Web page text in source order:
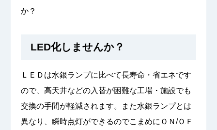
か？
LED化しませんか？
ＬＥＤは水銀ランプに比べて長寿命・省エネです
ので、高天井などの入替が困難な工場・施設でも
交換の手間が軽減されます。また水銀ランプとは
異なり、瞬時点灯ができるのでこまめにＯＮ/ＯＦ